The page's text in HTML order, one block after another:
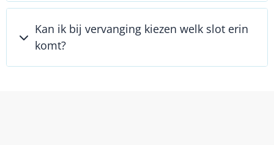
Kan ik bij vervanging kiezen welk slot erin
komt?